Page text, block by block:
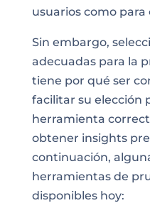
usuarios como para
Sin embargo,
adecuadas para la
tiene por qué ser
facilitar su elección
herramienta
obtener insights
continuación,
herramientas de
disponibles hoy: